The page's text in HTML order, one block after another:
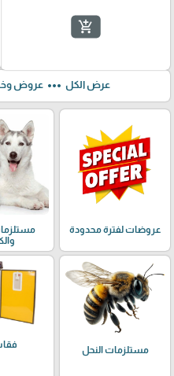
add_shopping_cart
عرض الكل more_horiz عروض
عروضات لفترة محدودة
مستلزمات النحل